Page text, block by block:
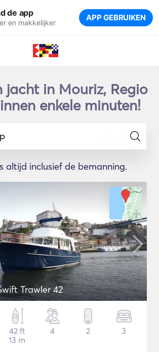
de app
en makkelijker APP GEBRUIKEN
jacht in Mouriz, Regio
enkele minuten!
altijd inclusief de bemanning.
Trawler 42
42 ft
13 m
4 2 3